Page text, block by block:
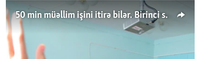
50 min müəllim işini itirə bilər. Birinci sinfə gedənlər azalır